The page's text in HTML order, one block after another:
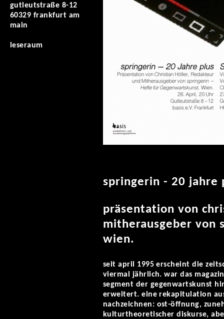
gutleutstraße 8-12
60329 frankfurt am
main
leseraum
springerin - 20 jahre
präsentation von
mitherausgeber von
wien.
seit april 1995 erscheint die
viermal jährlich. war das
segment der gegenwartskunst
erweitert. eine rekapitulation
nachzeichnen: ost-öffnung,
kulturtheoretischer diskurse,